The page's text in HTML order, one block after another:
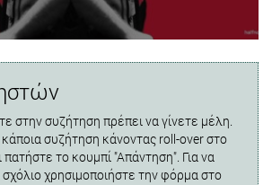
στην συζήτηση πρέπει να γίνετε μέλη.
συζήτηση κάνοντας roll-over στο
πατήστε το κουμπί "Απάντηση". Για να
χρησιμοποιήστε την φόρμα στο